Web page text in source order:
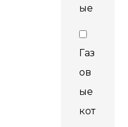
ые
Газ
ов
ые
кот